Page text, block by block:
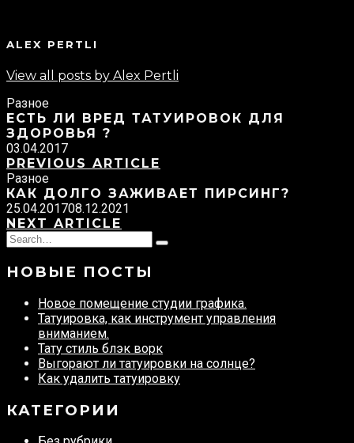
ALEX PERTLI
View all posts by Alex Pertli
Разное
ЕСТЬ ЛИ ВРЕД ТАТУИРОВОК ДЛЯ
ЗДОРОВЬЯ ?
03.04.2017
PREVIOUS ARTICLE
Разное
КАК ДОЛГО ЗАЖИВАЕТ ПИРСИНГ?
25.04.201708.12.2021
NEXT ARTICLE
Search
Type
НОВЫЕ ПОСТЫ
Новое помещение студии графика.
Татуировка, как инструмент управления
вниманием.
Тату стиль блэк ворк
Выгорают ли татуировки на солнце?
Как удалить татуировку
КАТЕГОРИИ